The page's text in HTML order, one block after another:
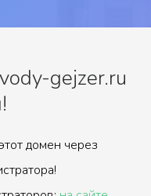
gejzer.ru
домен через